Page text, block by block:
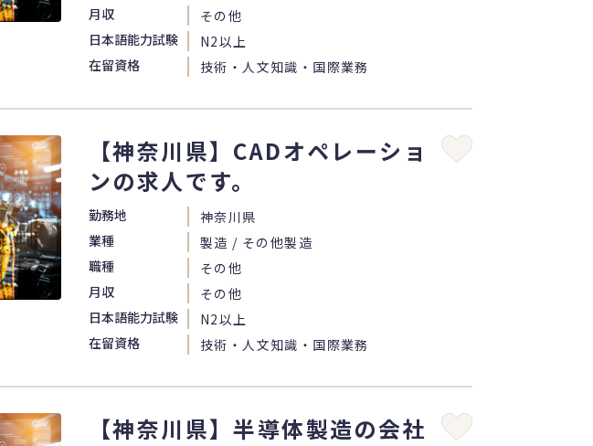
月収
その他
日本語能力試験
N2以上
在留資格
技術・人文知識・国際業務
【神奈川県】CADオペレーショ
ンの求人です。
勤務地
神奈川県
業種
製造 / その他製造
職種
その他
月収
その他
日本語能力試験
N2以上
在留資格
技術・人文知識・国際業務
【神奈川県】半導体製造の会社